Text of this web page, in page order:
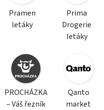
Pramen
letáky
Prima
Drogerie
letáky
PROCHÁZKA
– Váš řezník
Qanto
market